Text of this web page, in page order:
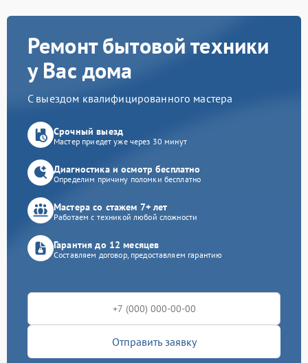
Ремонт бытовой техники
у Вас дома
С выездом квалифицированного мастера
Срочный выезд
Мастер приедет уже через 30 минут
Диагностика и осмотр бесплатно
Определим причину поломки бесплатно
Мастера со стажем 7+ лет
Работаем с техникой любой сложности
Гарантия до 12 месяцев
Составляем договор, предоставляем гарантию
Отправить заявку